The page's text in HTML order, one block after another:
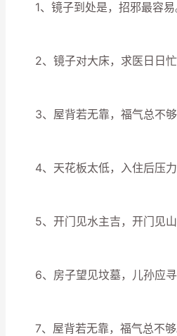
1、镜子到处是，招邪最容易
2、镜子对大床，求医日日忙
3、屋背若无靠，福气总不够
4、天花板太低，入住后压力
5、开门见水主吉，开门见山
6、房子望见坟墓，儿孙应寻
7、屋背若无靠，福气总不够